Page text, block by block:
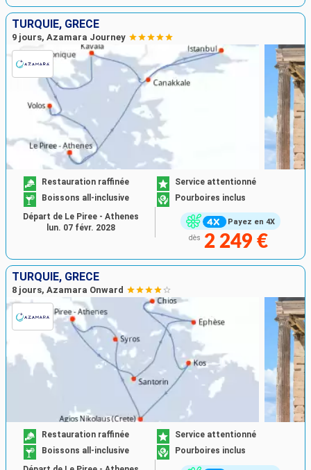
TURQUIE, GRÈCE
9 jours, Azamara Journey
Payez en 4X
Restauration raffinée
Service attentionné
Boissons all-inclusive
Pourboires inclus
dès 2 249 €
Départ de Le Piree - Athenes
lun. 07 févr. 2028
TURQUIE, GRÈCE
8 jours, Azamara Onward
Restauration raffinée
Service attentionné
Boissons all-inclusive
Pourboires inclus